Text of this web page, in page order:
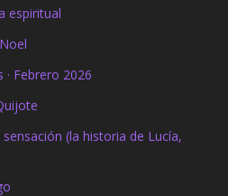
espiritual
Febrero 2026
(la historia de Lucía,